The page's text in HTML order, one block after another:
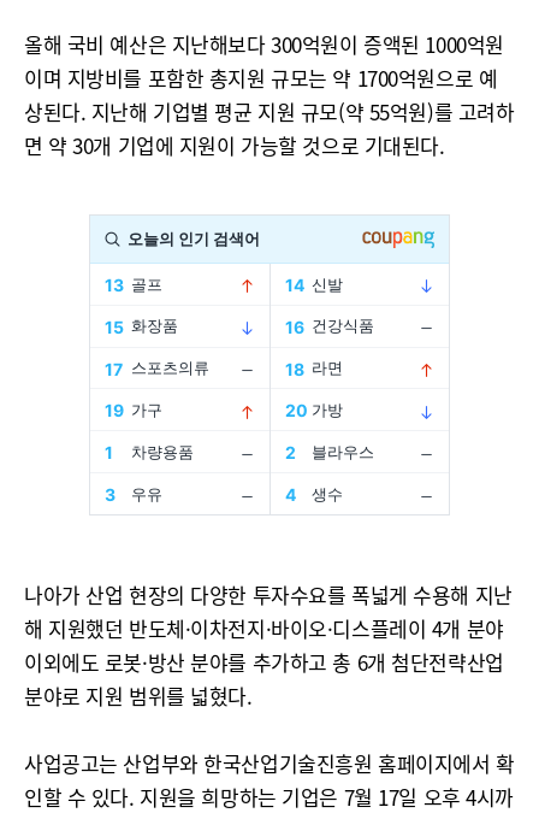
올해 국비 예산은 지난해보다 300억원이 증액된 1000억원
이며 지방비를 포함한 총지원 규모는 약 1700억원으로 예
상된다. 지난해 기업별 평균 지원 규모(약 55억원)를 고려하
면 약 30개 기업에 지원이 가능할 것으로 기대된다.
나아가 산업 현장의 다양한 투자수요를 폭넓게 수용해 지난
해 지원했던 반도체·이차전지·바이오·디스플레이 4개 분야
이외에도 로봇·방산 분야를 추가하고 총 6개 첨단전략산업
분야로 지원 범위를 넓혔다.
사업공고는 산업부와 한국산업기술진흥원 홈페이지에서 확
인할 수 있다. 지원을 희망하는 기업은 7월 17일 오후 4시까